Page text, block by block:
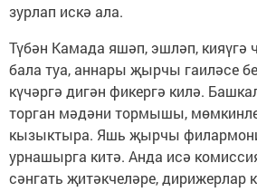
зурлап искә ала.
Түбән Камада яшәп, эшләп, кияүгә
бала туа, аннары җырчы гаиләсе
күчәргә дигән фикергә килә.
торган мәдәни тормышы,
кызыктыра. Яшь җырчы
урнашырга китә. Анда исә
сәнгать җитәкчеләре,